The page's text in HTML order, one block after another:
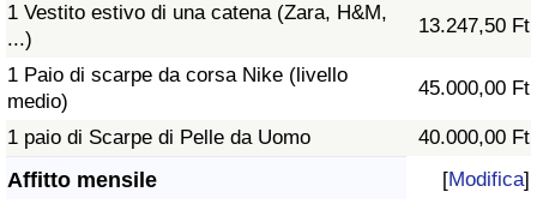
1 Vestito estivo di una catena (Zara, H&M,
...)
13.247,50 Ft
1 Paio di scarpe da corsa Nike (livello
medio)
45.000,00 Ft
1 paio di Scarpe di Pelle da Uomo 40.000,00 Ft
Affitto mensile [Modifica]